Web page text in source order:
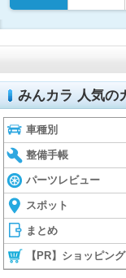
みんカラ 人気の
車種別
整備手帳
パーツレビュー
スポット
まとめ
【PR】ショッピング